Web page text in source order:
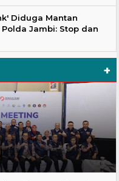
Diduga Mantan
Jambi: Stop dan
+